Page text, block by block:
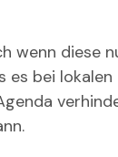
wenn diese
es bei lokalen